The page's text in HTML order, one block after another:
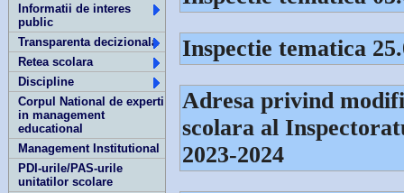
Informatii de interes
public
Transparenta decizionala
Retea scolara
Discipline
Corpul National de experti
in management
educational
Management Institutional
PDI-urile/PAS-urile
unitatilor scolare
Inspectie tematica
Adresa privind
scolara al
2023-2024